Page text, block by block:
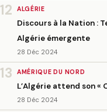
12 ALGÉRIE
Discours à la Nation :
Algérie émergente
28 Déc 2024
13 AMÉRIQUE DU NORD
L’Algérie attend son «
28 Déc 2024